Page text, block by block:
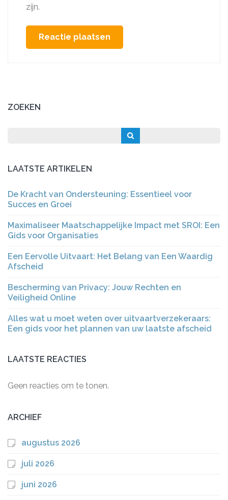
zijn.
ZOEKEN
LAATSTE ARTIKELEN
De Kracht van Ondersteuning: Essentieel voor
Succes en Groei
Maximaliseer Maatschappelijke Impact met SROI: Een
Gids voor Organisaties
Een Eervolle Uitvaart: Het Belang van Een Waardig
Afscheid
Bescherming van Privacy: Jouw Rechten en
Veiligheid Online
Alles wat u moet weten over uitvaartverzekeraars:
Een gids voor het plannen van uw laatste afscheid
LAATSTE REACTIES
Geen reacties om te tonen.
ARCHIEF
augustus 2026
juli 2026
juni 2026